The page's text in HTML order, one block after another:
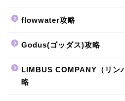
flowwater攻略
Godus(ゴッダス)攻略
LIMBUS COMPANY（リン
略